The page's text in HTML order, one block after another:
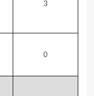
​3
​0